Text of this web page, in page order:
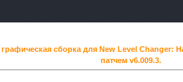
сборка для New Level Changer:
патчем v6.009.3.